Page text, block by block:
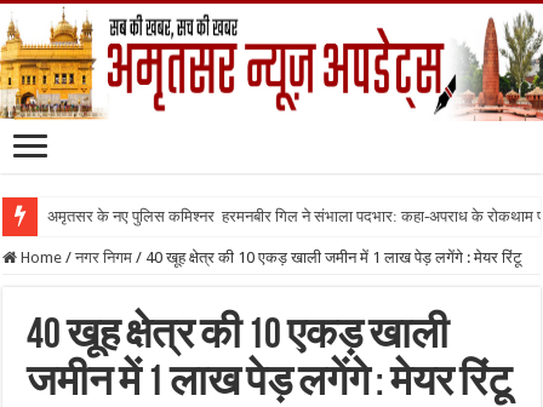
अमृतसर के नए पुलिस कमिश्नर हरमनबीर गिल ने संभाला पदभार: कहा-अपराध के रोकथाम
Home / नगर निगम / 40 खूह क्षेत्र की 10 एकड़ खाली जमीन में 1 लाख पेड़ लगेंगे : मेयर रिंटू
40 खूह क्षेत्र की 10 एकड़ खाली
जमीन में 1 लाख पेड़ लगेंगे : मेयर रिंटू